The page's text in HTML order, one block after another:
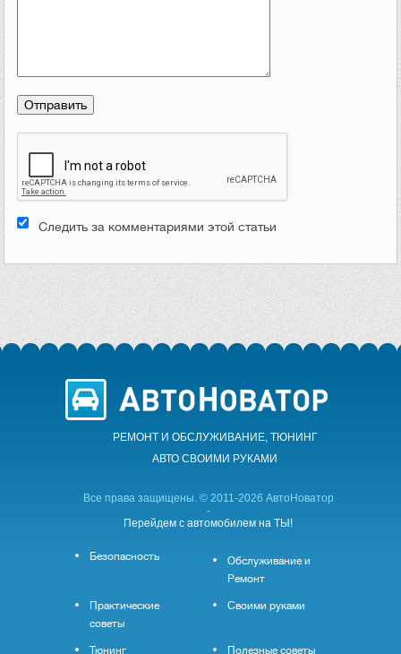
Следить за комментариями этой статьи
РЕМОНТ И ОБСЛУЖИВАНИЕ, ТЮНИНГ
АВТО CВОИМИ РУКАМИ
Все права защищены. © 2011-2026 АвтоНоватор
-
Перейдем с автомобилем на ТЫ!
Безопасность
Обслуживание и
Ремонт
Практические
советы
Своими руками
Тюнинг Полезные советы